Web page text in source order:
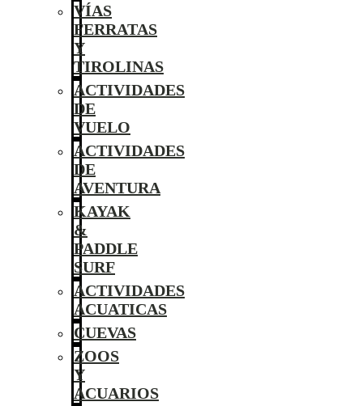
VÍAS
FERRATAS
Y
TIROLINAS
ACTIVIDADES
DE
VUELO
ACTIVIDADES
DE
AVENTURA
KAYAK
&
PADDLE
SURF
ACTIVIDADES
ACUATICAS
CUEVAS
ZOOS
Y
ACUARIOS